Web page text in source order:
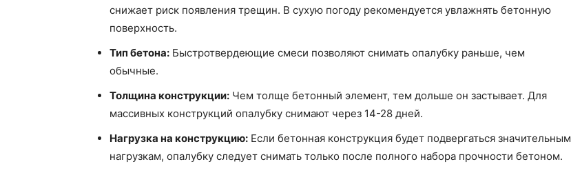
снижает риск появления трещин. В сухую погоду рекомендуется увлажнять бетонную
поверхность.
Тип бетона: Быстротвердеющие смеси позволяют снимать опалубку раньше, чем
обычные.
Толщина конструкции: Чем толще бетонный элемент, тем дольше он застывает. Для
массивных конструкций опалубку снимают через 14-28 дней.
Нагрузка на конструкцию: Если бетонная конструкция будет подвергаться значительным
нагрузкам, опалубку следует снимать только после полного набора прочности бетоном.